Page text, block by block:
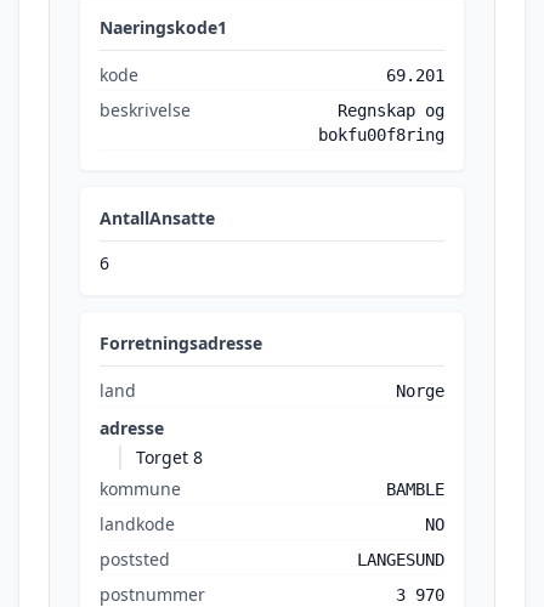
Naeringskode1
kode 69.201
beskrivelse
Regnskap og
bokfu00f8ring
AntallAnsatte
6
Forretningsadresse
land Norge
adresse
Torget 8
kommune
BAMBLE
landkode NO
poststed LANGESUND
postnummer 3 970